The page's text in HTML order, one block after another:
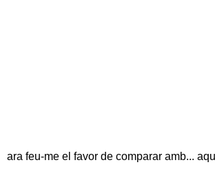
ara feu-me el favor de comparar amb...